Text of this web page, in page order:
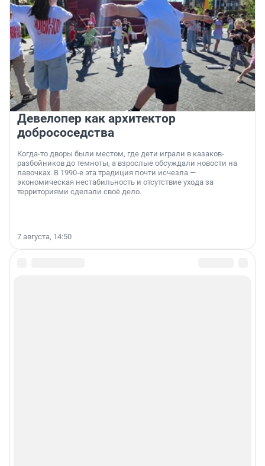
Девелопер как архитектор
добрососедства
Когда-то дворы были местом, где дети играли в казаков-
разбойников до темноты, а взрослые обсуждали новости на
лавочках. В 1990-е эта традиция почти исчезла —
экономическая нестабильность и отсутствие ухода за
территориями сделали своё дело.
7 августа, 14:50